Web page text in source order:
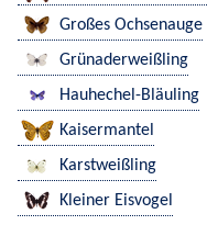
Großes Ochsenauge
Grünaderweißling
Hauhechel-Bläuling
Kaisermantel
Karstweißling
Kleiner Eisvogel